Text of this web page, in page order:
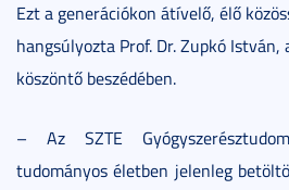
Ezt a generációkon átívelő, élő
hangsúlyozta Prof. Dr. Zupkó István,
köszöntő beszédében.
– Az SZTE
tudományos életben jelenleg